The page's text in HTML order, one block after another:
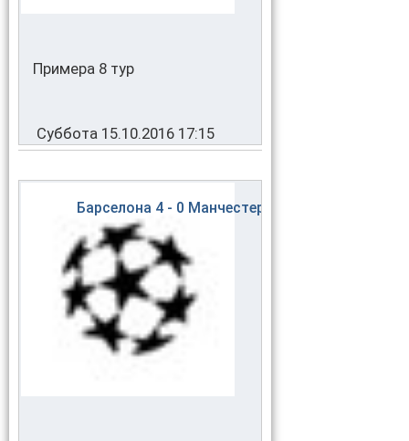
Примера 8 тур
Суббота 15.10.2016 17:15
Барселона 4 - 0 Манчестер Сити